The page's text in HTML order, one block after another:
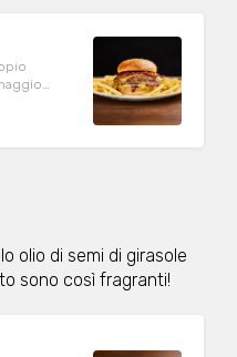
Fries e
olio di semi di girasole
sono così fragranti!